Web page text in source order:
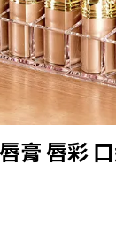
膏 唇彩